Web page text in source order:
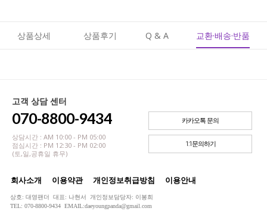
상품상세 상품후기 Q & A 교환·배송·반품
고객 상담 센터
070-8800-9434
상담시간 : AM 10:00 - PM 05:00
점심시간 : PM 12:30 - PM 02:00
(토,일,공휴일 휴무)
카카오톡 문의
1:1문의하기
회사소개 이용약관 개인정보취급방침 이용안내
상호: 대영팬더 대표: 나현서 개인정보담당자: 이봉희
TEL: 070-8800-9434 EMAIL:daeyoungpanda@gmail.com